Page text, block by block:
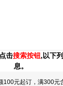
击搜索按钮,以下
息。
元起订，满300元